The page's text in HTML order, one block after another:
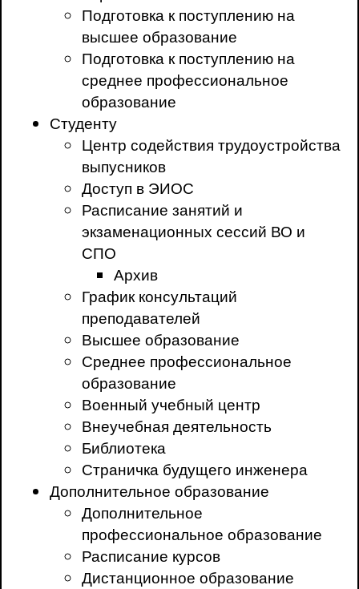
Подготовка к поступлению на
высшее образование
Подготовка к поступлению на
среднее профессиональное
образование
Студенту
Центр содействия трудоустройства
выпусников
Доступ в ЭИОС
Расписание занятий и
экзаменационных сессий ВО и
СПО
Архив
График консультаций
преподавателей
Высшее образование
Среднее профессиональное
образование
Военный учебный центр
Внеучебная деятельность
Библиотека
Страничка будущего инженера
Дополнительное образование
Дополнительное
профессиональное образование
Расписание курсов
Дистанционное образование